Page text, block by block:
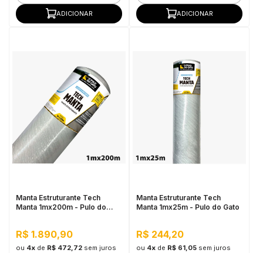
ADICIONAR ADICIONAR
Manta Estruturante Tech
Manta 1mx200m - Pulo do
R$ 1.890,90
ou 4xde R$ 472,72 sem juros
Manta Estruturante Tech
Manta 1mx25m - Pulo do Gato
R$ 244,20
ou 4xde R$ 61,05 sem juros